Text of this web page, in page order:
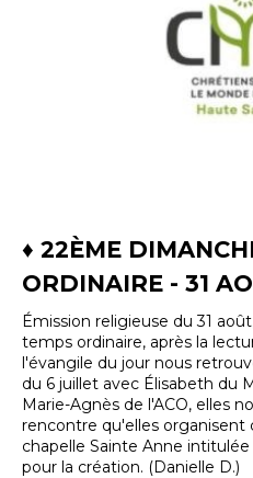
♦ 22ÈME
ORDINAIRE - 31
Émission religieuse du 31
temps ordinaire, après la
l'évangile du jour nous
du 6 juillet avec Élisabeth du
Marie-Agnès de l'ACO, elles
rencontre qu'elles organisent
chapelle Sainte Anne
pour la création. (Danielle D.)